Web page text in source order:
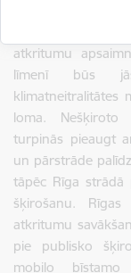
atkritumu
līmenī būs
klimatneitralitātes
loma. Nešķiroto
turpinās pieaugt
un pārstrāde
tāpēc Rīga strādā
šķirošanu.
atkritumu
pie publisko
mobilo